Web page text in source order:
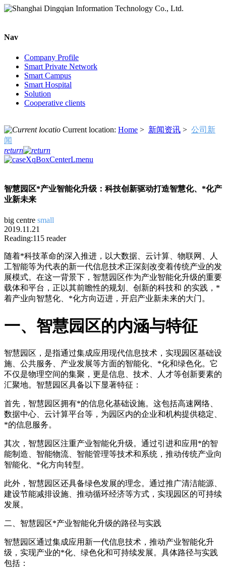
Nav
Company Profile
Smart Private Network
Smart Campus
Smart Hospital
Solution
Cooperative clients
Current location: Home > 新闻资讯 > 公司新
闻
return
智慧园区*产业智能化升级：科技创新驱动打造智慧化、*化产
业新未来
big centre small
2019.11.21
Reading:115 reader
随着*科技革命的深入推进，以大数据、云计算、物联网、人
工智能等为代表的新一代信息技术正深刻改变着传统产业的发
展模式。在这一背景下，智慧园区作为产业智能化升级的重要
载体和平台，正以其前瞻性的规划、创新的科技和 的实践，*
着产业向智慧化、*化方向迈进，开启产业新未来的大门。
一、智慧园区的内涵与特征
智慧园区，是指通过集成应用现代信息技术，实现园区基础设
施、公共服务、产业发展等方面的智能化、*化和绿色化。它
不仅是物理空间的集聚，更是信息、技术、人才等创新要素的
汇聚地。智慧园区具备以下显著特征：
首先，智慧园区拥有*的信息化基础设施。这包括高速网络、
数据中心、云计算平台等，为园区内的企业和机构提供稳定、
*的信息服务。
其次，智慧园区注重产业智能化升级。通过引进和应用*的智
能制造、智能物流、智能管理等技术和系统，推动传统产业向
智能化、*化方向转型。
此外，智慧园区还具备绿色发展的理念。通过推广清洁能源、
建设节能减排设施、推动循环经济等方式，实现园区的可持续
发展。
二、智慧园区*产业智能化升级的路径与实践
智慧园区通过集成应用新一代信息技术，推动产业智能化升
级，实现产业的*化、绿色化和可持续发展。具体路径与实践
包括：